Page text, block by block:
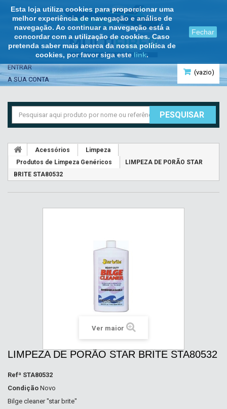
Esta loja utiliza cookies para proporcionar uma
melhor experiência de navegação e análise de
navegação. Ao continuar a navegação está a
concordar com a utilização de cookies. Caso
pretenda saber mais acerca da nossa política de
cookies, por favor siga este link.
Fechar
(vazio)
ENTRAR
A SUA CONTA
PESQUISAR
Acessórios
Limpeza
Produtos de Limpeza Genéricos
LIMPEZA DE PORÃO STAR
BRITE STA80532
Ver maior
LIMPEZA DE PORÃO STAR BRITE STA80532
Refª STA80532
Condição Novo
Bilge cleaner "star brite"